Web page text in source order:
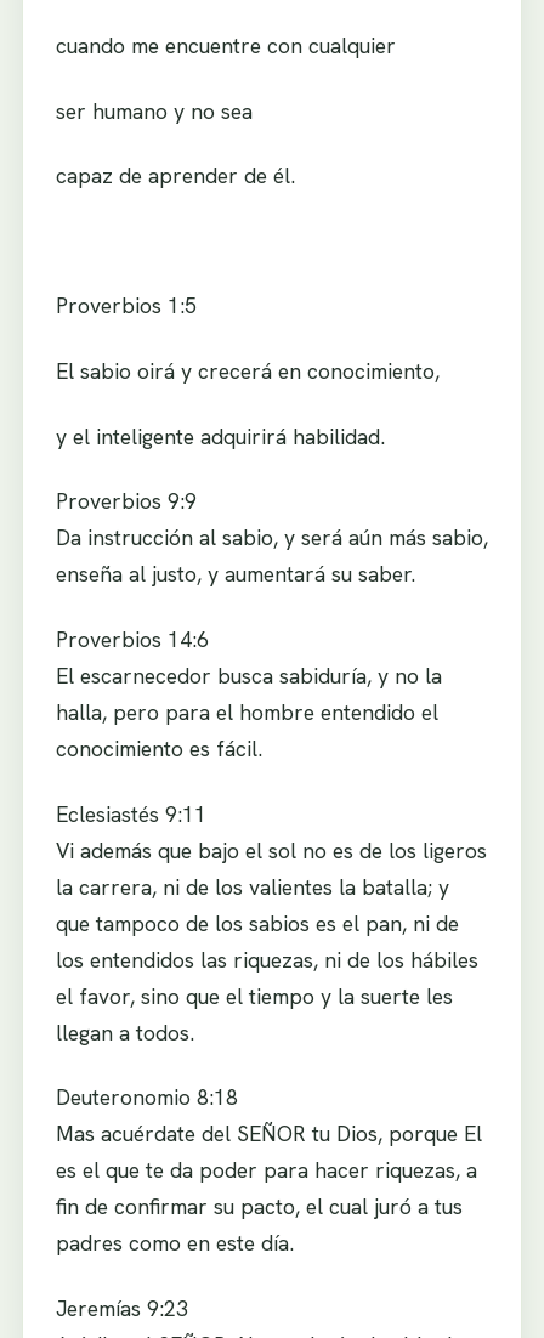
cuando me encuentre con cualquier
ser humano y no sea
capaz de aprender de él.
Proverbios 1:5
El sabio oirá y crecerá en conocimiento,
y el inteligente adquirirá habilidad.
Proverbios 9:9
Da instrucción al sabio, y será aún más sabio,
enseña al justo, y aumentará su saber.
Proverbios 14:6
El escarnecedor busca sabiduría, y no la
halla, pero para el hombre entendido el
conocimiento es fácil.
Eclesiastés 9:11
Vi además que bajo el sol no es de los ligeros
la carrera, ni de los valientes la batalla; y
que tampoco de los sabios es el pan, ni de
los entendidos las riquezas, ni de los hábiles
el favor, sino que el tiempo y la suerte les
llegan a todos.
Deuteronomio 8:18
Mas acuérdate del SEÑOR tu Dios, porque El
es el que te da poder para hacer riquezas, a
fin de confirmar su pacto, el cual juró a tus
padres como en este día.
Jeremías 9:23